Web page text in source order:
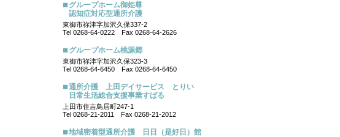
グループホーム御姫尊
認知症対応型通所介護
東御市祢津字加沢久保337-2
Tel 0268-64-0222 Fax 0268-64-2626
グループホーム桃源郷
東御市祢津字加沢久保323-3
Tel 0268-64-6450 Fax 0268-64-6450
通所介護 上田デイサービス とりい
日常生活総合支援事業すばる
上田市住吉鳥居町247-1
Tel 0268-21-2011 Fax 0268-21-2012
地域密着型通所介護 日日（是好日）館